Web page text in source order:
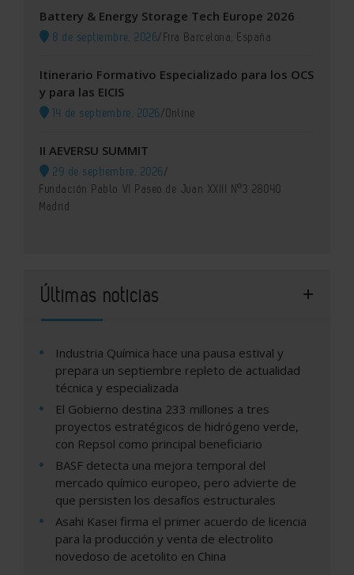
Battery & Energy Storage Tech Europe 2026
8 de septiembre, 2026/Fira Barcelona, España
Itinerario Formativo Especializado para los OCS
y para las EICIS
14 de septiembre, 2026/Online
II AEVERSU SUMMIT
29 de septiembre, 2026/
Fundación Pablo VI Paseo de Juan XXIII Nº3 28040
Madrid
Últimas noticias
Industria Química hace una pausa estival y
prepara un septiembre repleto de actualidad
técnica y especializada
El Gobierno destina 233 millones a tres
proyectos estratégicos de hidrógeno verde,
con Repsol como principal beneficiario
BASF detecta una mejora temporal del
mercado químico europeo, pero advierte de
que persisten los desafíos estructurales
Asahi Kasei firma el primer acuerdo de licencia
para la producción y venta de electrolito
novedoso de acetolito en China